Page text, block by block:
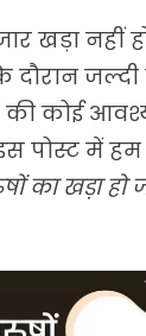
खड़ा नहीं
दौरान
की कोई
पोस्ट में
का खड़ा हो